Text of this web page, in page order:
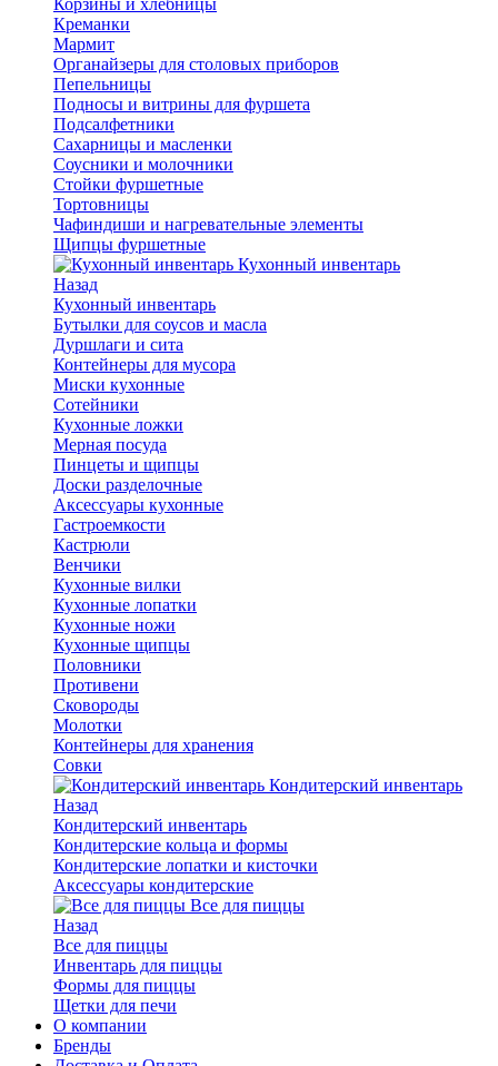
Креманки
Мармит
Органайзеры для столовых приборов
Пепельницы
Подносы и витрины для фуршета
Подсалфетники
Сахарницы и масленки
Соусники и молочники
Стойки фуршетные
Тортовницы
Чафиндиши и нагревательные элементы
Щипцы фуршетные
Кухонный инвентарь
Назад
Кухонный инвентарь
Бутылки для соусов и масла
Дуршлаги и сита
Контейнеры для мусора
Миски кухонные
Сотейники
Кухонные ложки
Мерная посуда
Пинцеты и щипцы
Доски разделочные
Аксессуары кухонные
Гастроемкости
Кастрюли
Венчики
Кухонные вилки
Кухонные лопатки
Кухонные ножи
Кухонные щипцы
Половники
Противени
Сковороды
Молотки
Контейнеры для хранения
Совки
Кондитерский инвентарь
Назад
Кондитерский инвентарь
Кондитерские кольца и формы
Кондитерские лопатки и кисточки
Аксессуары кондитерские
Все для пиццы
Назад
Все для пиццы
Инвентарь для пиццы
Формы для пиццы
Щетки для печи
О компании
Бренды